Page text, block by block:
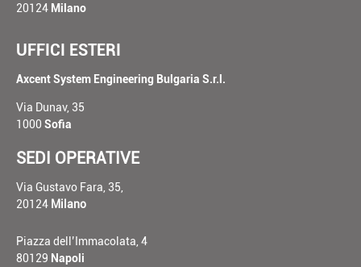
20124 Milano
UFFICI ESTERI
Axcent System Engineering Bulgaria S.r.l.
Via Dunav, 35
1000 Sofia
SEDI OPERATIVE
Via Gustavo Fara, 35,
20124 Milano
Piazza dell’Immacolata, 4
80129 Napoli